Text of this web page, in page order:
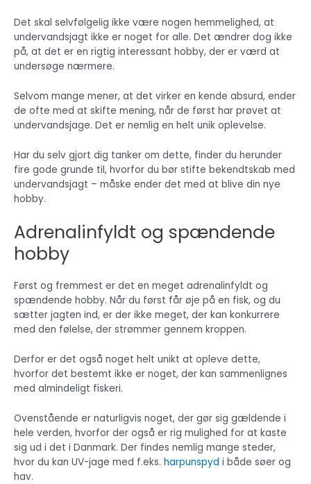
Det skal selvfølgelig ikke være nogen hemmelighed, at
undervandsjagt ikke er noget for alle. Det ændrer dog ikke
på, at det er en rigtig interessant hobby, der er værd at
undersøge nærmere.
Selvom mange mener, at det virker en kende absurd, ender
de ofte med at skifte mening, når de først har prøvet at
undervandsjage. Det er nemlig en helt unik oplevelse.
Har du selv gjort dig tanker om dette, finder du herunder
fire gode grunde til, hvorfor du bør stifte bekendtskab med
undervandsjagt – måske ender det med at blive din nye
hobby.
Adrenalinfyldt og spændende
hobby
Først og fremmest er det en meget adrenalinfyldt og
spændende hobby. Når du først får øje på en fisk, og du
sætter jagten ind, er der ikke meget, der kan konkurrere
med den følelse, der strømmer gennem kroppen.
Derfor er det også noget helt unikt at opleve dette,
hvorfor det bestemt ikke er noget, der kan sammenlignes
med almindeligt fiskeri.
Ovenstående er naturligvis noget, der gør sig gældende i
hele verden, hvorfor der også er rig mulighed for at kaste
sig ud i det i Danmark. Der findes nemlig mange steder,
hvor du kan UV-jage med f.eks. harpunspyd i både søer og
hav.